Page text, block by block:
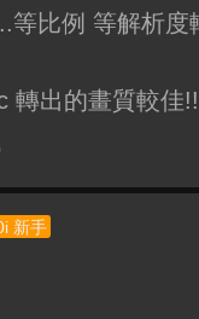
等比例 等解析度
轉出的畫質較佳
新手